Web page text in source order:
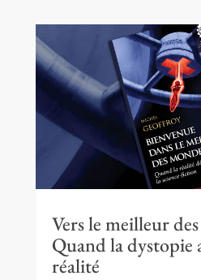
Vers le meilleur
Quand la dystopie
réalité